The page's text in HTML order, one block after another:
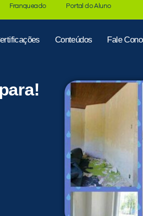
Franqueado Portal do Aluno
Conteúdos Fale